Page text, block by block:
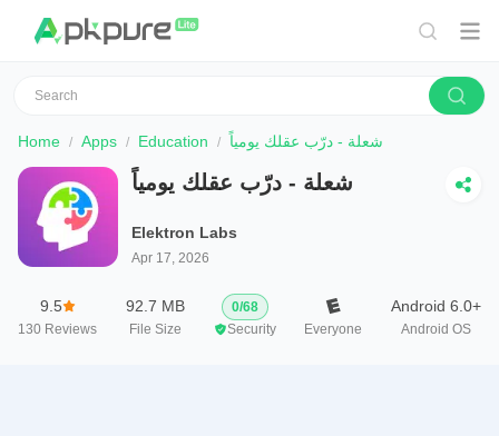
Home Apps Education شعلة - درّب عقلك يومياً
شعلة - درّب عقلك يومياً
Elektron Labs
Apr 17, 2026
9.5
130 Reviews
92.7 MB
File Size
0/68
Security
Everyone
Android 6.0+
Android OS